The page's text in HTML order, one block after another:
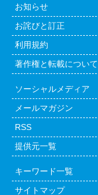
お知らせ
お詫びと訂正
利用規約
著作権と転載について
ソーシャルメディア
メールマガジン
RSS
提供元一覧
キーワード一覧
サイトマップ